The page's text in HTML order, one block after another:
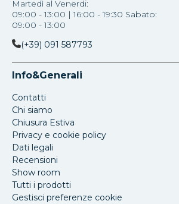
Martedì al Venerdi:
09:00 - 13:00 | 16:00 - 19:30 Sabato:
09:00 - 13:00
(+39) 091 587793
Info&Generali
Contatti
Chi siamo
Chiusura Estiva
Privacy e cookie policy
Dati legali
Recensioni
Show room
Tutti i prodotti
Gestisci preferenze cookie